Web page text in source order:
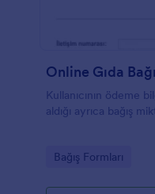
Online Gıda
Kullanıcının ödeme
aldığı ayrıca bağış
Go to Category:
Bağış Formları